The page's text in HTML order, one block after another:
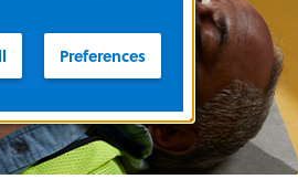
Preferences